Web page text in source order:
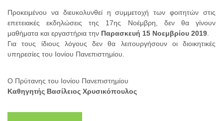
Προκειμένου να διευκολυνθεί η συμμετοχή των φοιτητών στις
επετειακές εκδηλώσεις της 17ης Νοέμβρη, δεν θα γίνουν
μαθήματα και εργαστήρια την Παρασκευή 15 Νοεμβρίου 2019
Για τους ίδιους λόγους δεν θα λειτουργήσουν οι διοικητικές
υπηρεσίες του Ιονίου Πανεπιστημίου.
Ο Πρύτανης του Ιονίου Πανεπιστημίου
Καθηγητής Βασίλειος Χρυσικόπουλος